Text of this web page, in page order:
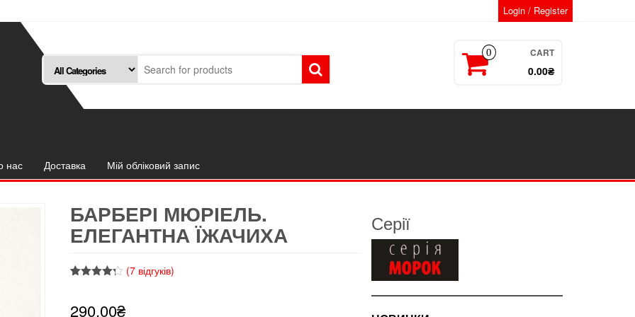
Login / Register
0 CART
0.00₴
нас Доставка Мій обліковий запис
БАРБЕРІ МЮРІЕЛЬ.
ЕЛЕГАНТНА ЇЖАЧИХА
на основі
опитування
(7 відгуків)
290.00₴
Серії